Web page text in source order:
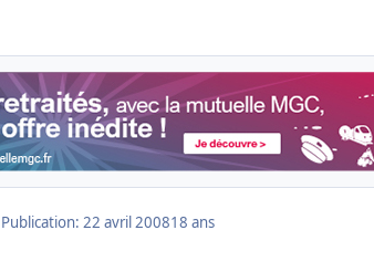
Publication: 22 avril 200818 ans